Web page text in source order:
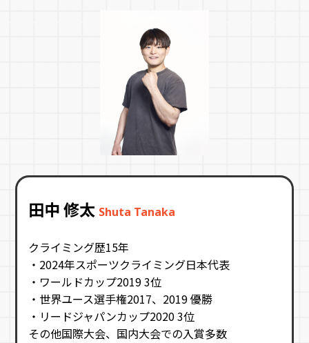
田中 修太 Shuta Tanaka
クライミング歴15年
・2024年スポーツクライミング日本代表
・ワールドカップ2019 3位
・世界ユース選手権2017、2019 優勝
・リードジャパンカップ2020 3位
その他国際大会、国内大会での入賞多数